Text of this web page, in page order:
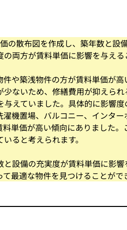
の散布図を作成し、築年数と設
両方が賃料単価に影響を与える
や築浅物件の方が賃料単価が
ないため、修繕費用が抑えら
えていました。具体的に影響
機置場、バルコニー、インタ
単価が高い傾向にありました
ると考えられます。
設備の充実度が賃料単価に影
最適な物件を見つけることがで